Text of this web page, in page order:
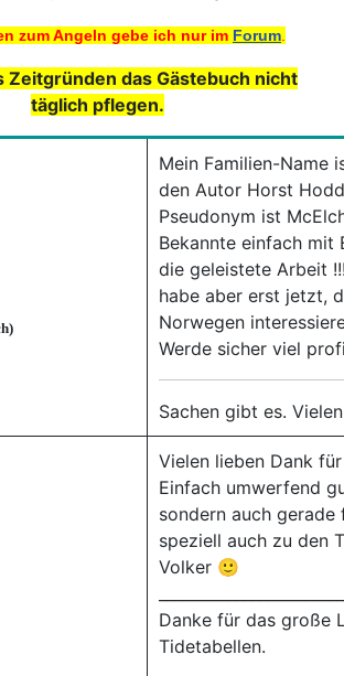
zum Angeln gebe ich nur im Forum
Zeitgründen das Gästebuch nicht
täglich pflegen.
Mein Familien-Name
den Autor Horst
Pseudonym ist
Bekannte einfach mit
die geleistete Arbeit
habe aber erst jetzt,
Norwegen
Werde sicher viel
Sachen gibt es.
Vielen lieben Dank
Einfach umwerfend
sondern auch
speziell auch zu den
Volker 🙂
Danke für das große
Tidetabellen.